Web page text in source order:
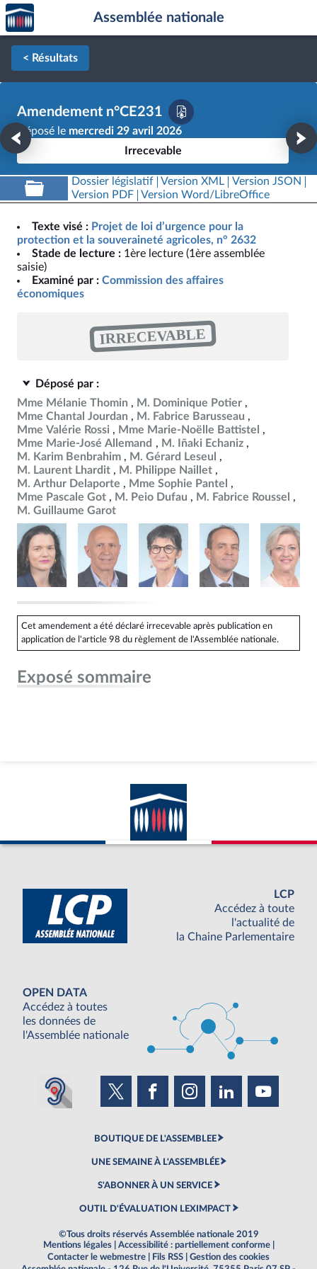
Aller au contenu
Aller en bas de la page
Accèder
à la
page
d'accueil
Assemblée nationale
< Résultats
Amendement n°CE231
Déposé le mercredi 29 avril 2026
Irrecevable
Dossier législatif Version XML
Version JSON
Version PDF
Version Word/LibreOffice
Texte visé : Projet de loi d’urgence pour la
protection et la souveraineté agricoles, n° 2632
Stade de lecture : 1ère lecture (1ère assemblée
saisie)
Examiné par : Commission des affaires
économiques
IRRECEVABLE
Déposé par :
Mme Mélanie Thomin
M. Dominique Potier
Mme Chantal Jourdan
M. Fabrice Barusseau
Mme Valérie Rossi
Mme Marie-Noëlle Battistel
Mme Marie-José Allemand
M. Iñaki Echaniz
M. Karim Benbrahim
M. Gérard Leseul
M. Laurent Lhardit
M. Philippe Naillet
M. Arthur Delaporte
Mme Sophie Pantel
Mme Pascale Got
M. Peio Dufau
M. Fabrice Roussel
M. Guillaume Garot
Cet amendement a été déclaré irrecevable après publication en
application de l'article 98 du règlement de l'Assemblée nationale.
Exposé sommaire
LCP
Accédez à toute
l'actualité de
la Chaine Parlementaire
OPEN DATA
Accédez à toutes
les données de
l'Assemblée nationale
BOUTIQUE DE L'ASSEMBLEE
UNE SEMAINE À L'ASSEMBLÉE
S'ABONNER À UN SERVICE
OUTIL D'ÉVALUATION LEXIMPACT
©Tous droits réservés Assemblée nationale 2019
Mentions légales
Accessibilité : partiellement conforme
Contacter le webmestre
Fils RSS
Gestion des cookies